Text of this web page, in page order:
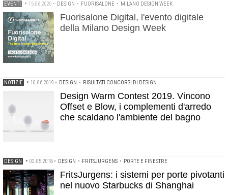
EVENTI • 15.06.2020 • DESIGN • FUORISALONE • MILANO DESIGN WEEK
Fuorisalone Digital, l'evento digitale
della Milano Design Week
NOTIZIE • 10.06.2019 • DESIGN • RISULTATI CONCORSI DI DESIGN
Design Warm Contest 2019. Vincono
Offset e Blow, i complementi d'arredo
che scaldano l'ambiente del bagno
DESIGN • 02.05.2018 • DESIGN • FRITSJURGENS • PORTE E FINESTRE
FritsJurgens: i sistemi per porte pivotanti
nel nuovo Starbucks di Shanghai